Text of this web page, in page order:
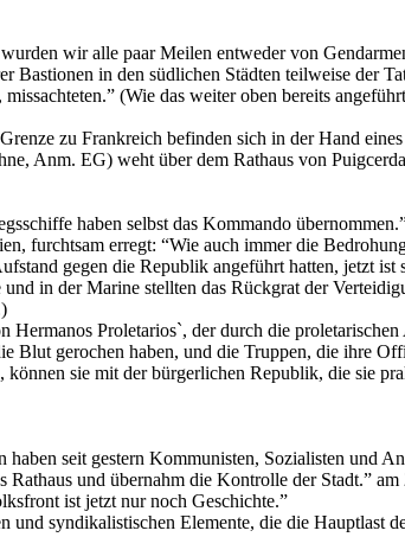
wir alle paar Meilen entweder von
in den südlichen Städten teilweise der
(Wie das weiter oben bereits
zu Frankreich befinden sich in der Hand
Anm. EG) weht über dem Rathaus von
haben selbst das Kommando
furchtsam erregt: “Wie auch immer die
gegen die Republik angeführt hatten, jetzt ist
in der Marine stellten das Rückgrat der
Proletarios`, der durch die
Blut gerochen haben, und die Truppen, die ihre
sie mit der bürgerlichen Republik, die sie
seit gestern Kommunisten, Sozialisten und
und übernahm die Kontrolle der Stadt.”
ist jetzt nur noch Geschichte.”
und syndikalistischen Elemente, die die